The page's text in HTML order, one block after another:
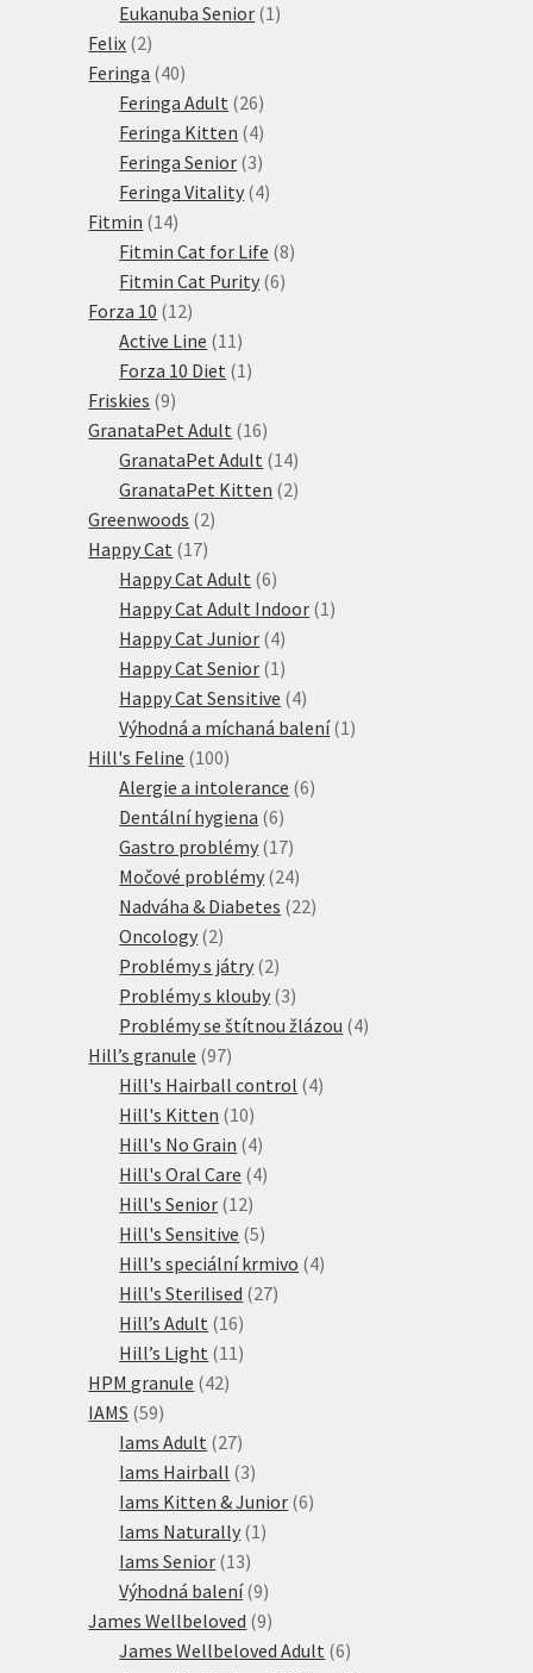
produkty
Eukanuba Senior 1 1
Felix 22
produkty
Feringa 4040
produktů
Feringa Adult 2626
produktů
Feringa Kitten 44
produkty
Feringa Senior 33
produkty
Feringa Vitality 44
Fitmin 1414
produktů
Fitmin Cat for Life 88
Fitmin Cat Purity 66
Forza 10 1212
produktů
Active Line 11 11
produktů
Forza 10 Diet 1 1
Friskies 99
produktů
GranataPet Adult 1616
produktů
GranataPet Adult 1414
produktů
GranataPet Kitten 22
Greenwoods 22
Happy Cat 1717
produktů
Happy Cat Adult 66
produktů
Happy Cat Adult Indoor 1 1
Happy Cat Junior 44
produkty
Happy Cat Senior 1 1
produkt
Happy Cat Sensitive 44
produkty
Výhodná a míchaná balení 1 1
Hill's Feline 100100
produktů
Alergie a intolerance 66
Dentální hygiena 66
produktů
Gastro problémy 1717
produktů
Močové problémy 2424
produktů
Nadváha & Diabetes 2222
Oncology 22
produkty
Problémy s játry 22
produkty
Problémy s klouby 33
produkty
Problémy se štítnou žlázou 44
Hill’s granule 9797
produktů
Hill's Hairball control 44
Hill's Kitten 1010
produktů
Hill's No Grain 44
produkty
Hill's Oral Care 44
Hill's Senior 1212
produktů
Hill's Sensitive 55
produktů
Hill's speciální krmivo 44
Hill's Sterilised 2727
Hill’s Adult 1616
produktů
Hill’s Light 11 11
HPM granule 4242
IAMS 5959
produktů
Iams Adult 2727
produktů
Iams Hairball 33
produkty
Iams Kitten & Junior 66
Iams Naturally 1 1
Iams Senior 1313
produktů
Výhodná balení 99
produktů
James Wellbeloved 99
produktů
James Wellbeloved Adult 66